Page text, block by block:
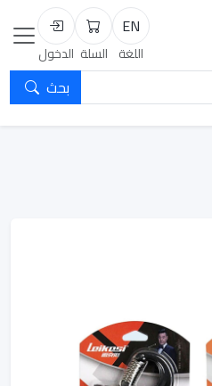
EN
اللغة
السلة
السلة
تسجيل
الدخول
بحث